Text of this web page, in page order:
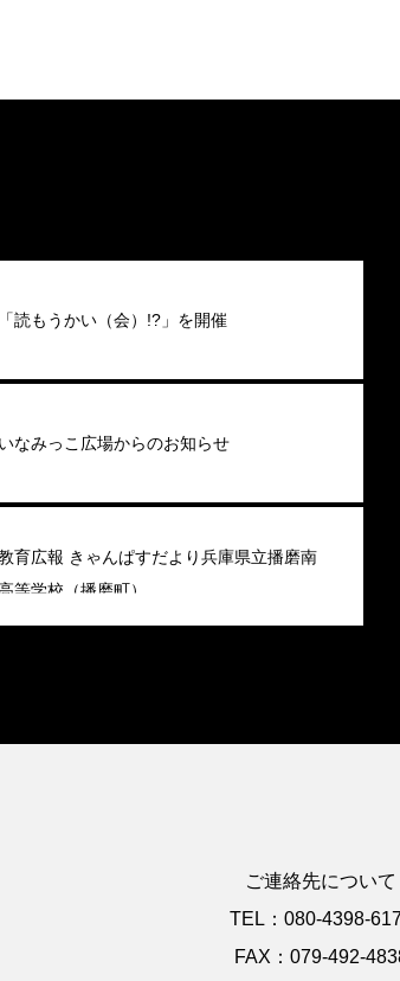
「読もうかい（会）!?」を開催
いなみっこ広場からのお知らせ
育広報 きゃんぱすだより兵庫県立播磨南
等学校（播磨町）
ご連絡先について
TEL：080-4398-
FAX：079-492-